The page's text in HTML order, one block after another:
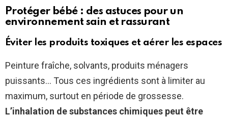
Protéger bébé : des astuces pour un
environnement sain et rassurant
Éviter les produits toxiques et aérer les espaces
Peinture fraîche, solvants, produits ménagers
puissants… Tous ces ingrédients sont à limiter au
maximum, surtout en période de grossesse.
L’inhalation de substances chimiques peut être